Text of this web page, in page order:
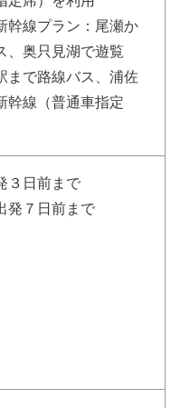
線プラン：尾瀬か
、奥只見湖で遊覧
まで路線バス、浦佐
幹線（普通車指定
日前まで
７日前まで